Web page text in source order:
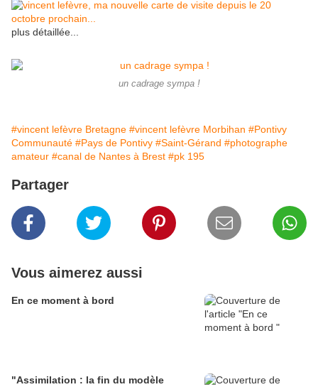
plus détaillée...
un cadrage sympa !
#vincent lefèvre Bretagne #vincent lefèvre Morbihan #Pontivy
Communauté #Pays de Pontivy #Saint-Gérand #photographe
amateur #canal de Nantes à Brest #pk 195
Partager
Vous aimerez aussi
En ce moment à bord
"Assimilation : la fin du modèle